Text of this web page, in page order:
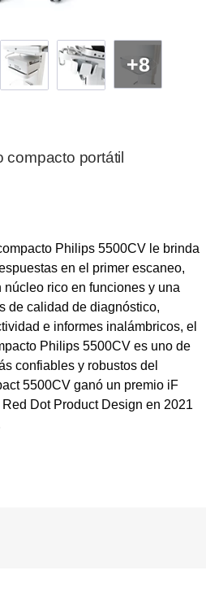
+8
compacto portátil
Philips 5500CV le brinda
en el primer escaneo,
rico en funciones y una
de calidad de diagnóstico,
e informes inalámbricos, el
Philips 5500CV es uno de
confiables y robustos del
5500CV ganó un premio iF
Dot Product Design en 2021